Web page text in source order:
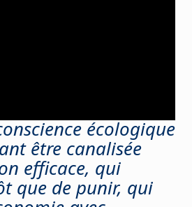
écologique
être canalisée
efficace, qui
que de punir, qui